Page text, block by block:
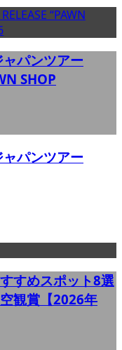
パンツアー
SHOP
パンツアー
すめスポット8選
観賞【2026年